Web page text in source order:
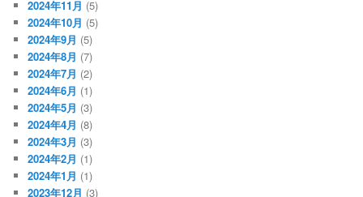
2024年11月 (5)
2024年10月 (5)
2024年9月 (5)
2024年8月 (7)
2024年7月 (2)
2024年6月 (1)
2024年5月 (3)
2024年4月 (8)
2024年3月 (3)
2024年2月 (1)
2024年1月 (1)
2023年12月 (3)